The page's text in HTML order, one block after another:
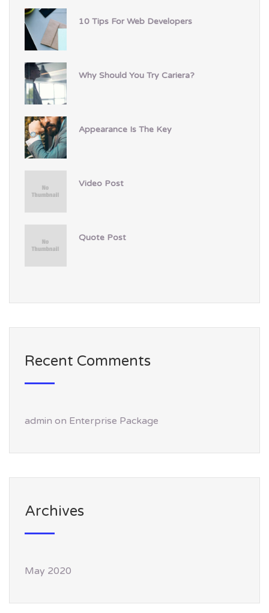
10 Tips For Web Developers
Why Should You Try Cariera?
Appearance Is The Key
Video Post
Quote Post
Recent Comments
admin on Enterprise Package
Archives
May 2020